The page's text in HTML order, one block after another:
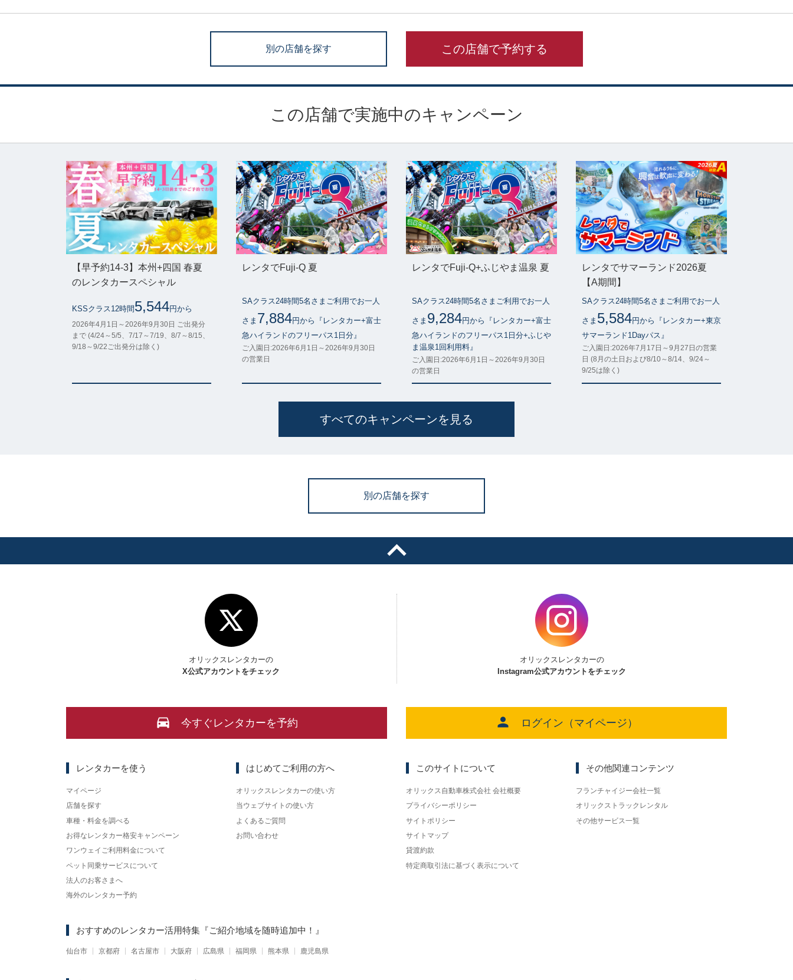
別の店舗を探す この店舗で予約する
この店舗で実施中のキャンペーン
【早予約14-3】本州+四国 春夏
のレンタカースペシャル
KSSクラス12時間 5,544円から
2026年4月1日～2026年9月30日 ご出発分
まで (4/24～5/5、7/17～7/19、8/7～8/15、
9/18～9/22ご出発分は除く)
レンタでFuji-Q 夏
SAクラス24時間5名さまご利用でお一人
さま 7,884円から『レンタカー+富士
急ハイランドのフリーパス1日分』
ご入園日:2026年6月1日～2026年9月30日
の営業日
レンタでFuji-Q+ふじやま温泉 夏
SAクラス24時間5名さまご利用でお一人
さま 9,284円から『レンタカー+富士
急ハイランドのフリーパス1日分+ふじや
ま温泉1回利用料』
ご入園日:2026年6月1日～2026年9月30日
の営業日
レンタでサマーランド2026夏
【A期間】
SAクラス24時間5名さまご利用でお一人
さま 5,584円から『レンタカー+東京
サマーランド1Dayパス』
ご入園日:2026年7月17日～9月27日の営業
日 (8月の土日および8/10～8/14、9/24～
9/25は除く)
すべてのキャンペーンを見る
別の店舗を探す
オリックスレンタカーの
X公式アカウントをチェック
オリックスレンタカーの
Instagram公式アカウントをチェック
今すぐレンタカーを予約 ログイン（マイページ）
レンタカーを使う
マイページ
店舗を探す
車種・料金を調べる
お得なレンタカー格安キャンペーン
ワンウェイご利用料金について
ペット同乗サービスについて
法人のお客さまへ
海外のレンタカー予約
はじめてご利用の方へ
オリックスレンタカーの使い方
当ウェブサイトの使い方
よくあるご質問
お問い合わせ
このサイトについて
オリックス自動車株式会社 会社概要
プライバシーポリシー
サイトポリシー
サイトマップ
貸渡約款
特定商取引法に基づく表示について
その他関連コンテンツ
フランチャイジー会社一覧
オリックストラックレンタル
その他サービス一覧
おすすめのレンタカー活用特集 『ご紹介地域を随時追加中！』
仙台市 京都府 名古屋市 大阪府 広島県 福岡県 熊本県 鹿児島県